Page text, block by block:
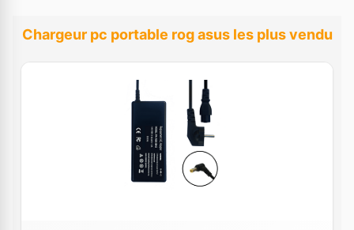
Chargeur pc portable rog asus les plus vendu